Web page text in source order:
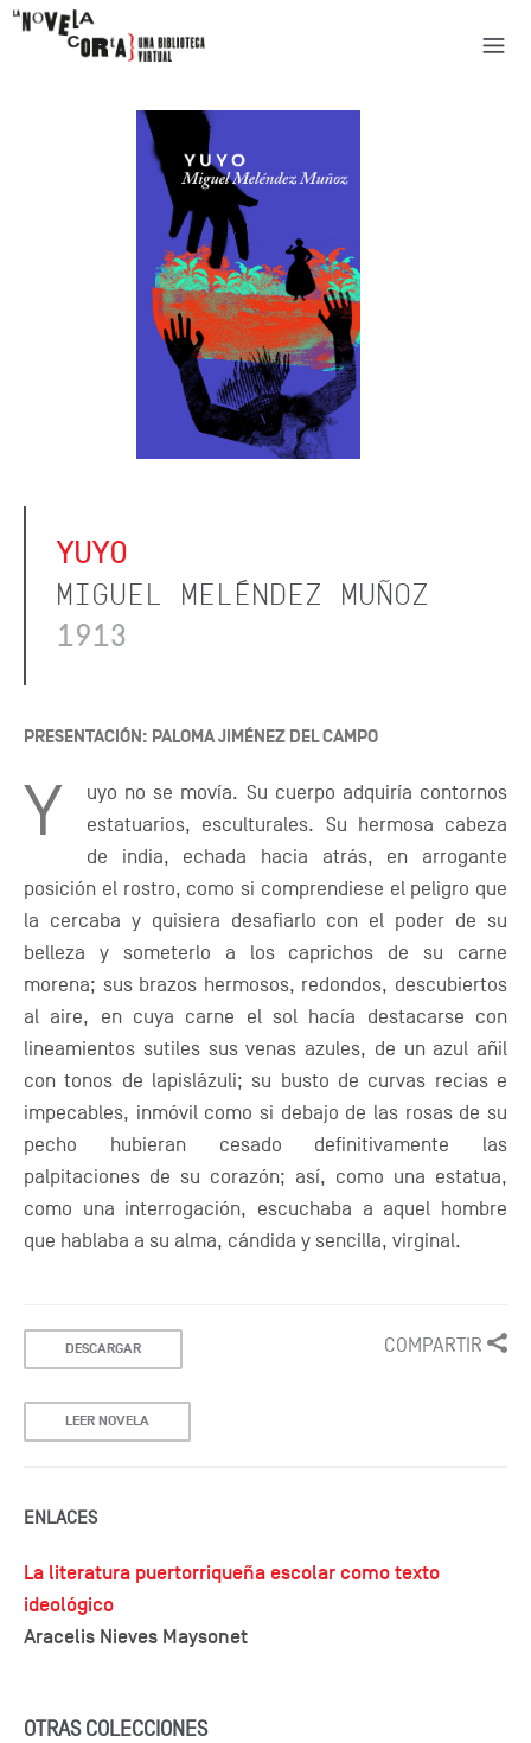
YUYO
MIGUEL MELÉNDEZ MUÑOZ
1913
PRESENTACIÓN: PALOMA JIMÉNEZ DEL CAMPO
Y
uyo no se movía. Su cuerpo adquiría contornos
estatuarios, esculturales. Su hermosa cabeza
de india, echada hacia atrás, en arrogante
posición el rostro, como si comprendiese el peligro que
la cercaba y quisiera desafiarlo con el poder de su
belleza y someterlo a los caprichos de su carne
morena; sus brazos hermosos, redondos, descubiertos
al aire, en cuya carne el sol hacía destacarse con
lineamientos sutiles sus venas azules, de un azul añil
con tonos de lapislázuli; su busto de curvas recias e
impecables, inmóvil como si debajo de las rosas de su
pecho hubieran cesado definitivamente las
palpitaciones de su corazón; así, como una estatua,
como una interrogación, escuchaba a aquel hombre
que hablaba a su alma, cándida y sencilla, virginal.
DESCARGAR
LEER NOVELA
COMPARTIR
ENLACES
La literatura puertorriqueña escolar como texto
ideológico
Aracelis Nieves Maysonet
OTRAS COLECCIONES